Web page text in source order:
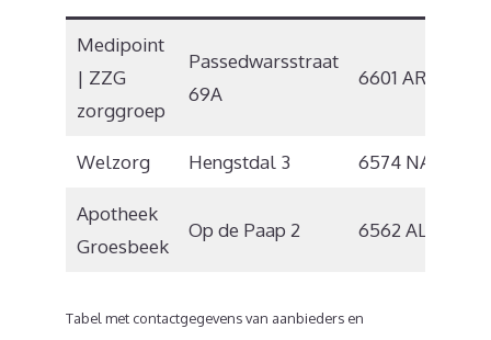
Medipoint
| ZZG
zorggroep
Passedwarsstraat
69A
6601 AR
Welzorg Hengstdal 3 6574 NA
Apotheek
Groesbeek
Op de Paap 2 6562 AL
Tabel met contactgegevens van aanbieders en